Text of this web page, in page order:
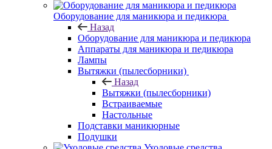
Оборудование для маникюра и педикюра
Назад
Оборудование для маникюра и педикюра
Аппараты для маникюра и педикюра
Лампы
Вытяжки (пылесборники)
Назад
Вытяжки (пылесборники)
Встраиваемые
Настольные
Подставки маникюрные
Подушки